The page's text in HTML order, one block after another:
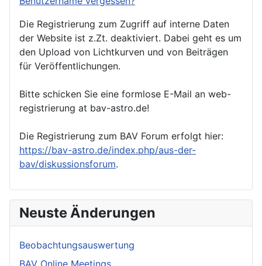
Die Registrierung zum Zugriff auf interne Daten
der Website ist z.Zt. deaktiviert. Dabei geht es um
den Upload von Lichtkurven und von Beiträgen
für Veröffentlichungen.
Bitte schicken Sie eine formlose E-Mail an web-
registrierung at bav-astro.de!
Die Registrierung zum BAV Forum erfolgt hier:
https://bav-astro.de/index.php/aus-der-
bav/diskussionsforum.
Neuste Änderungen
Beobachtungsauswertung
BAV Online Meetings